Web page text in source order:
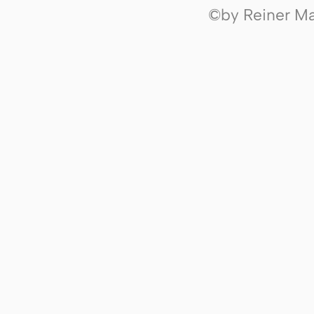
©by Reiner